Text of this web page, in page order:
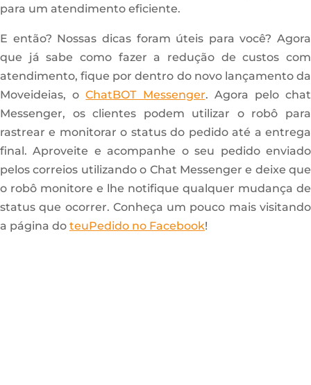
para um atendimento eficiente.
E então? Nossas dicas foram úteis para você? Agora
que já sabe como fazer a redução de custos com
atendimento, fique por dentro do novo lançamento da
Moveideias, oChatBOT Messenger. Agora pelo chat
Messenger, os clientes podem utilizar o robô para
rastrear e monitorar o status do pedido até a entrega
final. Aproveite e acompanhe o seu pedido enviado
pelos correios utilizando o Chat Messenger e deixe que
o robô monitore e lhe notifique qualquer mudança de
status que ocorrer. Conheça um pouco mais visitando
a página do teuPedido no Facebook!